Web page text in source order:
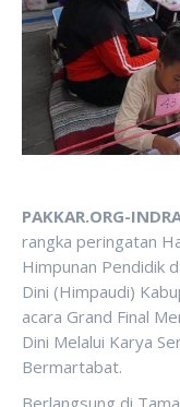
PAKKAR.ORG-
rangka peringatan
Himpunan Pendidik
Dini (Himpaudi)
acara Grand Final
Dini Melalui Karya
Bermartabat.
Berlangsung di